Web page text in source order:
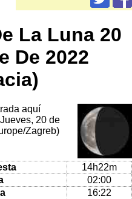
La Luna 20
De 2022
aquí
20 de
Zagreb)
14h22m
02:00
16:22